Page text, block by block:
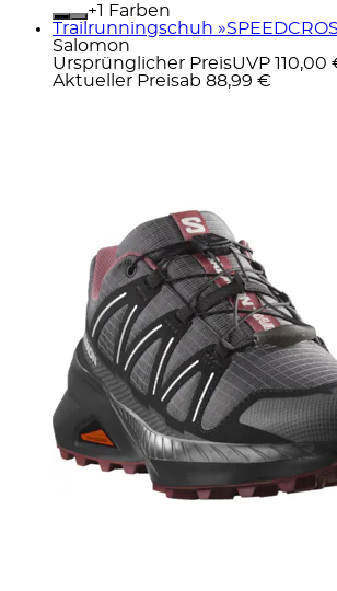
+
Farben
Trailrunningschuh
Salomon
Ursprünglicher PreisUVP 110,00
Aktueller Preisab 88,99 €